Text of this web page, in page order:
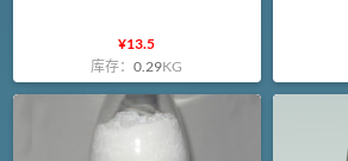
¥13.5
库存：0.29KG